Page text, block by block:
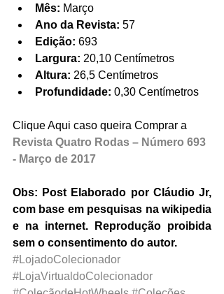
Mês: Março
Ano da Revista: 57
Edição: 693
Largura: 20,10 Centímetros
Altura: 26,5 Centímetros
Profundidade: 0,30 Centímetros
Clique Aqui caso queira Comprar a
Revista Quatro Rodas – Número 693
- Março de 2017
Obs: Post Elaborado por Cláudio Jr,
com base em pesquisas na wikipedia
e na internet. Reprodução proibida
sem o consentimento do autor.
#LojadoColecionador
#LojaVirtualdoColecionador